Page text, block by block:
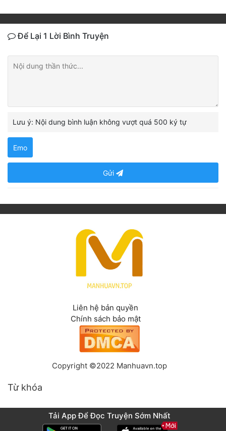
Để Lại 1 Lời Bình Truyện
Lưu ý: Nội dung bình luận không vượt quá 500 ký tự
Emo
Gửi
Liên hệ bản quyền
Chính sách bảo mật
Copyright ©2022 Manhuavn.top
Từ khóa
Tải App Để Đọc Truyện Sớm Nhất